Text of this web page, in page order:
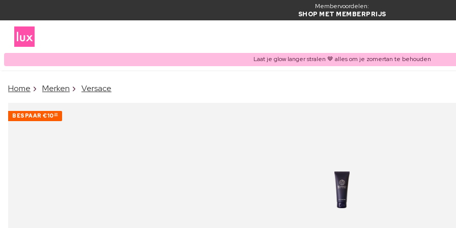
Membervoordelen:
SHOP MET MEMBERPRIJS
Laat je glow langer stralen 🤎 alles om je zomertan te behouden
Home Merken Versace
BESPAAR €10 20